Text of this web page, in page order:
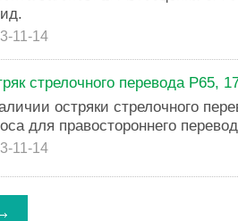
11-14
стрелочного перевода Р65,
остряки стрелочного
для правостороннего
11-14